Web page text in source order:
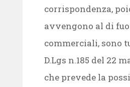
corrispondenza,
avvengono al di
commerciali, sono
D.Lgs n.185 del 22
che prevede la